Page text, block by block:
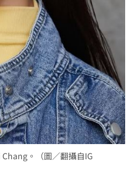
。（圖／翻攝自IG